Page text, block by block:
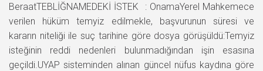
BeraatTEBLİĞNAMEDEKİ İSTEK : OnamaYerel Mahkemece
verilen hüküm temyiz edilmekle, başvurunun süresi ve
kararın niteliği ile suç tarihine göre dosya görüşüldü:Temyiz
isteğinin reddi nedenleri bulunmadığından işin esasına
geçildi.UYAP sisteminden alınan güncel nüfus kaydına göre